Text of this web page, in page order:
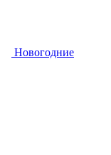
Новогодние